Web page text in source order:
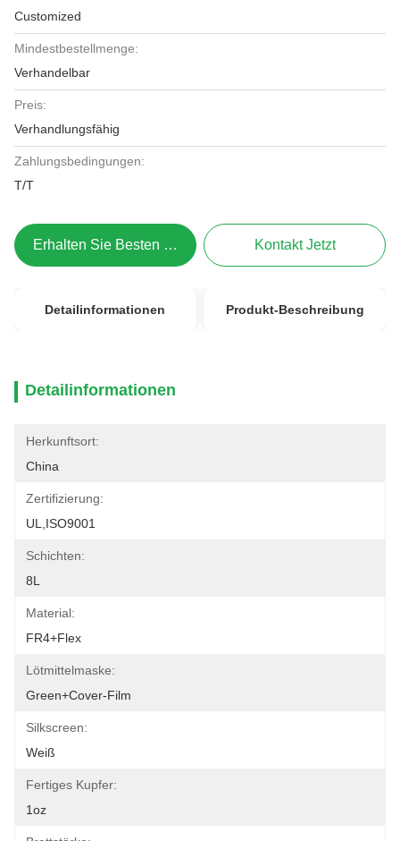
Customized
Mindestbestellmenge:
Verhandelbar
Preis:
Verhandlungsfähig
Zahlungsbedingungen:
T/T
Erhalten Sie Besten Preis Kontakt Jetzt
Detailinformationen Produkt-Beschreibung
Detailinformationen
Herkunftsort:
China
Zertifizierung:
UL,ISO9001
Schichten:
8L
Material:
FR4+Flex
Lötmittelmaske:
Green+Cover-Film
Silkscreen:
Weiß
Fertiges Kupfer:
1oz